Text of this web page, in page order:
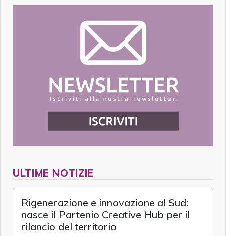
ULTIME NOTIZIE
Rigenerazione e innovazione al Sud:
nasce il Partenio Creative Hub per il
rilancio del territorio